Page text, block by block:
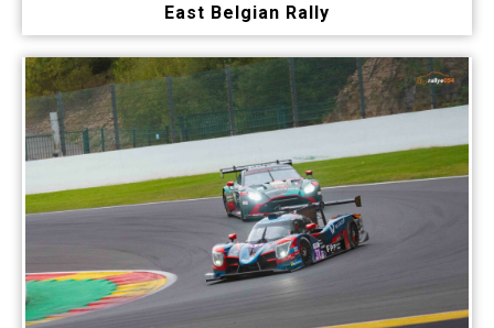
East Belgian Rally